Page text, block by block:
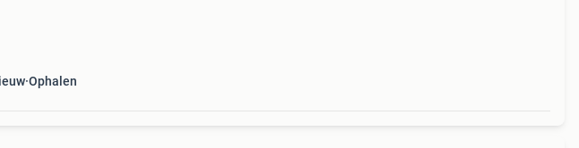
Ophalen